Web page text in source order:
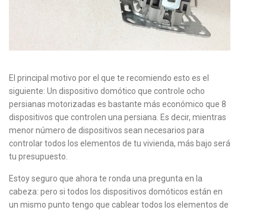
El principal motivo por el que te recomiendo esto es el
siguiente: Un dispositivo domótico que controle ocho
persianas motorizadas es bastante más económico que 8
dispositivos que controlen una persiana . Es decir, mientras
menor número de dispositivos sean necesarios para
controlar todos los elementos de tu vivienda, más bajo será
tu presupuesto.
Estoy seguro que ahora te ronda una pregunta en la
cabeza: pero si todos los dispositivos domóticos están en
un mismo punto tengo que cablear todos los elementos de